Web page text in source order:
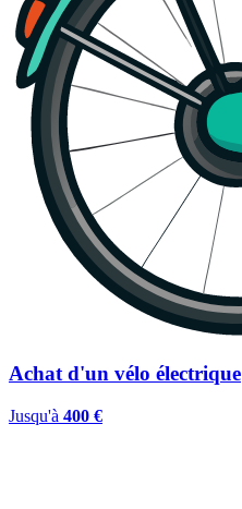
Achat d'un vélo électrique
Jusqu'à 400 €